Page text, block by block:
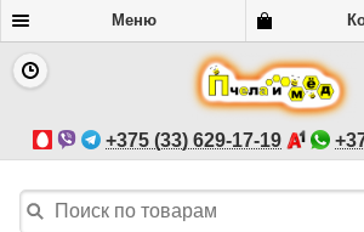
Меню
+375 (33) 629-17-19